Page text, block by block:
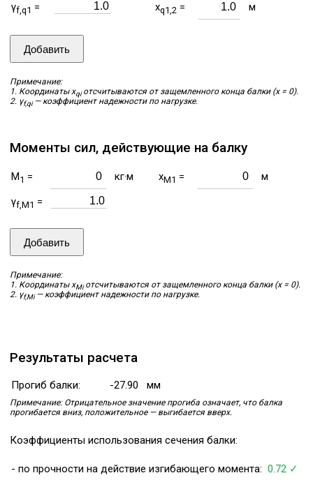
γf,q1 = xq1,2 = м
Добавить
Примечание:
1. Координаты xqiотсчитываются от защемленного конца балки (x = 0).
2. γf,qi— коэффициент надежности по нагрузке.
Моменты сил, действующие на балку
M1 = кг·м xM1 =
м
γf,M1 =
Добавить
Примечание:
1. Координаты xMiотсчитываются от защемленного конца балки (x = 0).
2. γf,Mi— коэффициент надежности по нагрузке.
Результаты расчета
Прогиб балки: -27.90 мм
Примечание: Отрицательное значение прогиба означает, что балка
прогибается вниз, положительное — выгибается вверх.
Коэффициенты использования сечения балки:
- по прочности на действие изгибающего момента: 0.72 ✓